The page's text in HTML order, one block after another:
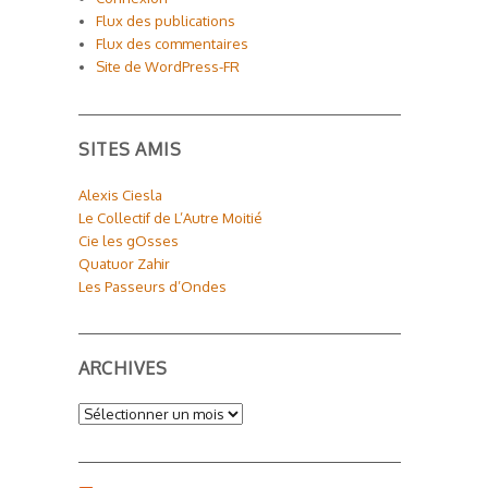
Flux des publications
Flux des commentaires
Site de WordPress-FR
SITES AMIS
Alexis Ciesla
Le Collectif de L’Autre Moitié
Cie les gOsses
Quatuor Zahir
Les Passeurs d’Ondes
ARCHIVES
Archives